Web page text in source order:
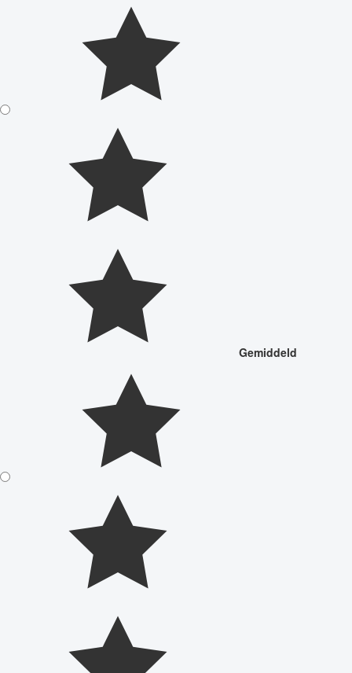
Gemiddeld